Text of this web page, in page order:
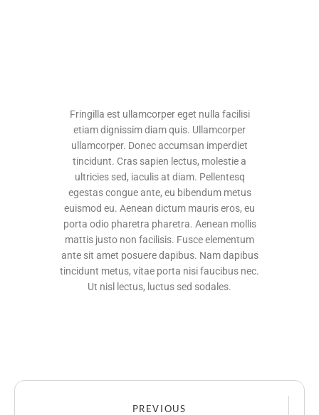
Fringilla est ullamcorper eget nulla facilisi
etiam dignissim diam quis. Ullamcorper
ullamcorper. Donec accumsan imperdiet
tincidunt. Cras sapien lectus, molestie a
ultricies sed, iaculis at diam. Pellentesq
egestas congue ante, eu bibendum metus
euismod eu. Aenean dictum mauris eros, eu
porta odio pharetra pharetra. Aenean mollis
mattis justo non facilisis. Fusce elementum
ante sit amet posuere dapibus. Nam dapibus
tincidunt metus, vitae porta nisi faucibus nec.
Ut nisl lectus, luctus sed sodales.
PREVIOUS